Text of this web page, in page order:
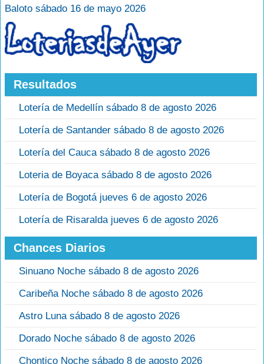
Baloto sábado 16 de mayo 2026
Resultados
Lotería de Medellín sábado 8 de agosto 2026
Lotería de Santander sábado 8 de agosto 2026
Lotería del Cauca sábado 8 de agosto 2026
Loteria de Boyaca sábado 8 de agosto 2026
Lotería de Bogotá jueves 6 de agosto 2026
Lotería de Risaralda jueves 6 de agosto 2026
Chances Diarios
Sinuano Noche sábado 8 de agosto 2026
Caribeña Noche sábado 8 de agosto 2026
Astro Luna sábado 8 de agosto 2026
Dorado Noche sábado 8 de agosto 2026
Chontico Noche sábado 8 de agosto 2026